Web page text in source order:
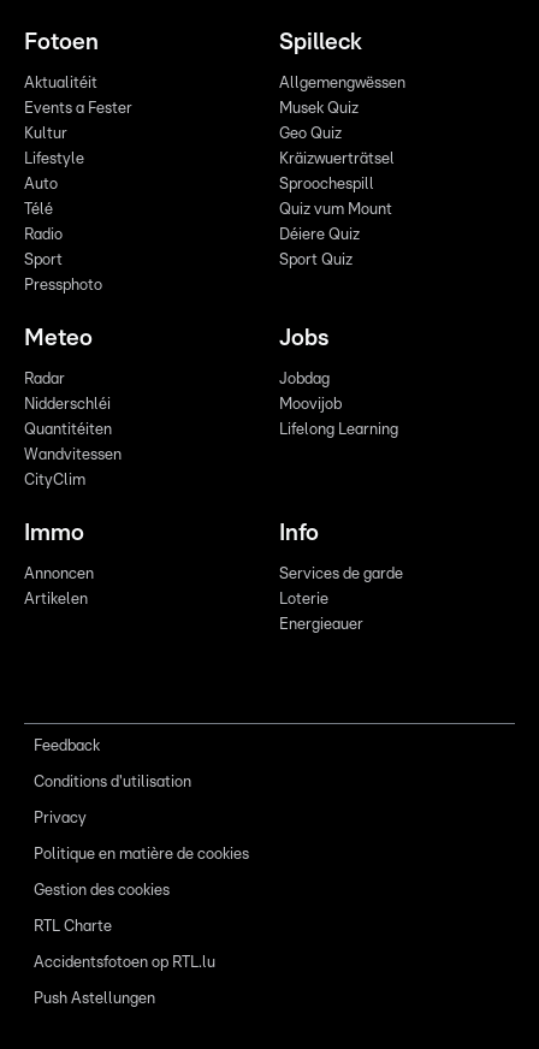
Fotoen
Aktualitéit
Events a Fester
Kultur
Lifestyle
Auto
Télé
Radio
Sport
Pressphoto
Spilleck
Allgemengwëssen
Musek Quiz
Geo Quiz
Kräizwuerträtsel
Sproochespill
Quiz vum Mount
Déiere Quiz
Sport Quiz
Meteo
Radar
Nidderschléi
Quantitéiten
Wandvitessen
CityClim
Jobs
Jobdag
Moovijob
Lifelong Learning
Immo
Annoncen
Artikelen
Info
Services de garde
Loterie
Energieauer
Feedback
Conditions d'utilisation
Privacy
Politique en matière de cookies
Gestion des cookies
RTL Charte
Accidentsfotoen op RTL.lu
Push Astellungen